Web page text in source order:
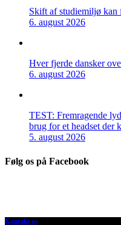
Skift af studiemiljø kan
6. august 2026
Hver fjerde dansker
6. august 2026
TEST: Fremragende
brug for et headset der
5. august 2026
Følg os på Facebook
Kontakt os